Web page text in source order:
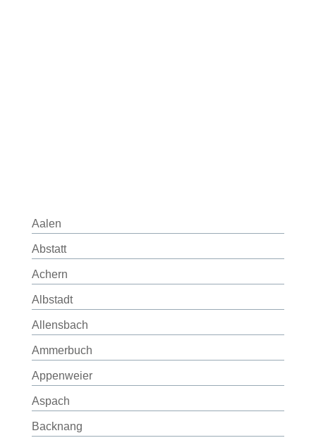
Aalen
Abstatt
Achern
Albstadt
Allensbach
Ammerbuch
Appenweier
Aspach
Backnang